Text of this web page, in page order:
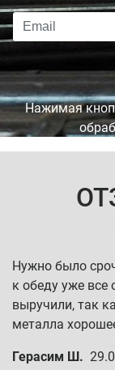
Нажимая
Нужно было
к обеду уже все
выручили, так
металла
Герасим Ш.